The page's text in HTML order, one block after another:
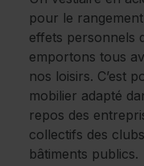
pour le
effets personnels
emportons tous
nos loisirs. C’est
mobilier adapté
repos des
collectifs des
bâtiments publics.